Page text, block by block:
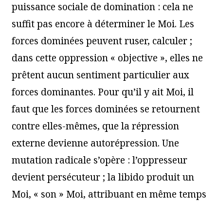
puissance sociale de domination : cela ne
suffit pas encore à déterminer le Moi. Les
forces dominées peuvent ruser, calculer ;
dans cette oppression « objective », elles ne
prêtent aucun sentiment particulier aux
forces dominantes. Pour qu’il y ait Moi, il
faut que les forces dominées se retournent
contre elles-mêmes, que la répression
externe devienne autorépression. Une
mutation radicale s’opère : l’oppresseur
devient persécuteur ; la libido produit un
Moi, « son » Moi, attribuant en même temps